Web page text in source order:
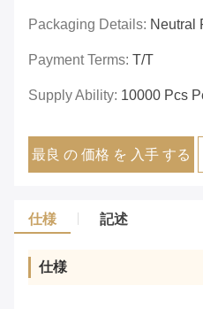
Packaging Details: Neutral
Payment Terms: T/T
Supply Ability: 10000 Pcs
最良 の 価格 を 入手 する
仕様 記述
仕様